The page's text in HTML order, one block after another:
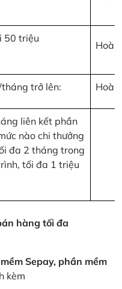
50 triệu
trở lên:
liên kết phần
nào chi thưởng
đa 2 tháng trong
tối đa 1 triệu
hàng tối đa
Sepay, phần mềm
kèm